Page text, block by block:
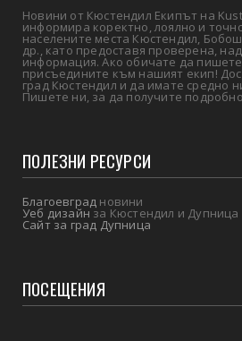
Новини от Кюстендил Екипът на
информира коректно, лоялно и
населените места Кюстендил,
др., като предоставя проверена,
информация. Ако обичате да
присъедините към нашият екип!
град Кюстендил и да имате средно
Пишете ни, за да получите
ПОЛЕЗНИ РЕСУРСИ
Благоевград новини
Уеб дизайнза Кюстендил и Дупница
Сайт за град Дупница
ПОСЕЩЕНИЯ